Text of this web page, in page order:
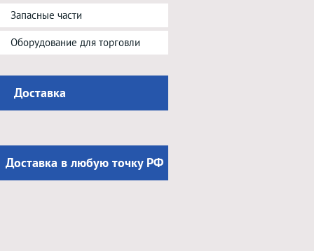
Запасные части
Оборудование для торговли
Доставка
Доставка в любую точку РФ